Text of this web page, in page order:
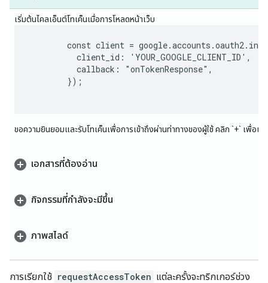
เริ่มต้นไคลเอ็นต์โทเค็นเมื่อการโหลดหน้าเว็บ
const client =
          client_id: 'YOUR_GOOGLE_CLIENT_ID',
          callback: "onTokenResponse",
        });
ขอความยินยอมและรับโทเค็นเพื่อการเข้าถึงผ่านท่าทางของผู้ใช้ คลิก `+` เพื่อเปิ
เอกสารที่ต้องอ่าน
กิจกรรมที่กำลังจะมีขึ้น
ภาพสไลด์
การเรียกใช้ requestAccessToken แต่ละครั้งจะทริกเกอร์ช่วง